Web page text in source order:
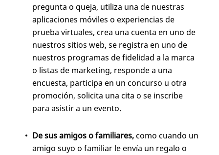
pregunta o queja, utiliza una de nuestras
aplicaciones móviles o experiencias de
prueba virtuales, crea una cuenta en uno de
nuestros sitios web, se registra en uno de
nuestros programas de fidelidad a la marca
o listas de marketing, responde a una
encuesta, participa en un concurso u otra
promoción, solicita una cita o se inscribe
para asistir a un evento.
De sus amigos o familiares,como cuando un
amigo suyo o familiar le envía un regalo o